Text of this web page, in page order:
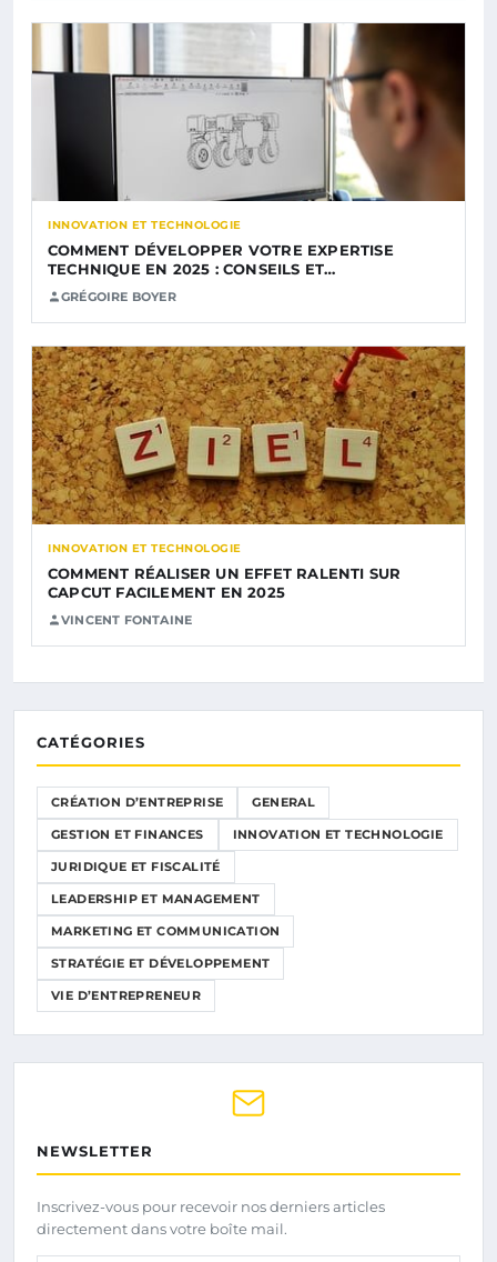
INNOVATION ET TECHNOLOGIE
COMMENT DÉVELOPPER VOTRE EXPERTISE
TECHNIQUE EN 2025 : CONSEILS ET…
GRÉGOIRE BOYER
INNOVATION ET TECHNOLOGIE
COMMENT RÉALISER UN EFFET RALENTI SUR
CAPCUT FACILEMENT EN 2025
VINCENT FONTAINE
CATÉGORIES
CRÉATION D’ENTREPRISE GENERAL
GESTION ET FINANCES INNOVATION ET TECHNOLOGIE
JURIDIQUE ET FISCALITÉ
LEADERSHIP ET MANAGEMENT
MARKETING ET COMMUNICATION
STRATÉGIE ET DÉVELOPPEMENT
VIE D’ENTREPRENEUR
NEWSLETTER
Inscrivez-vous pour recevoir nos derniers articles
directement dans votre boîte mail.